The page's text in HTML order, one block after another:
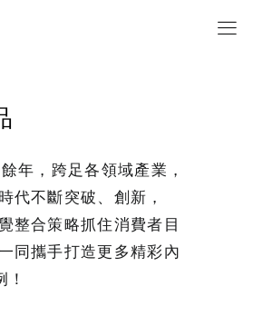
年，跨足各領域產業，
代不斷突破、創新，
整合策略抓住消費者目
同攜手打造更多精彩內